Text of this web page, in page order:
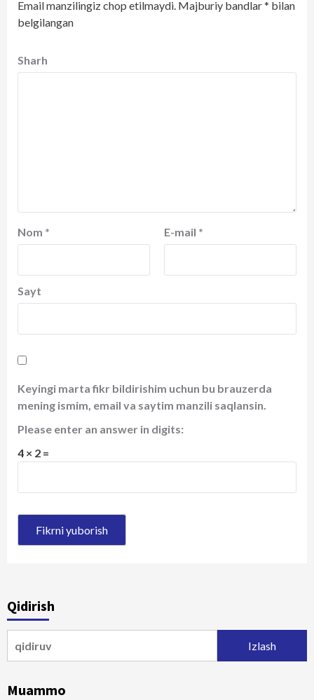
Email manzilingiz chop etilmaydi. Majburiy bandlar* bilan
belgilangan
Sharh
Nom * E-mail *
Sayt
Keyingi marta fikr bildirishim uchun bu brauzerda
mening ismim, email va saytim manzili saqlansin.
Please enter an answer in digits:
4 × 2 =
Qidirish
Muammo